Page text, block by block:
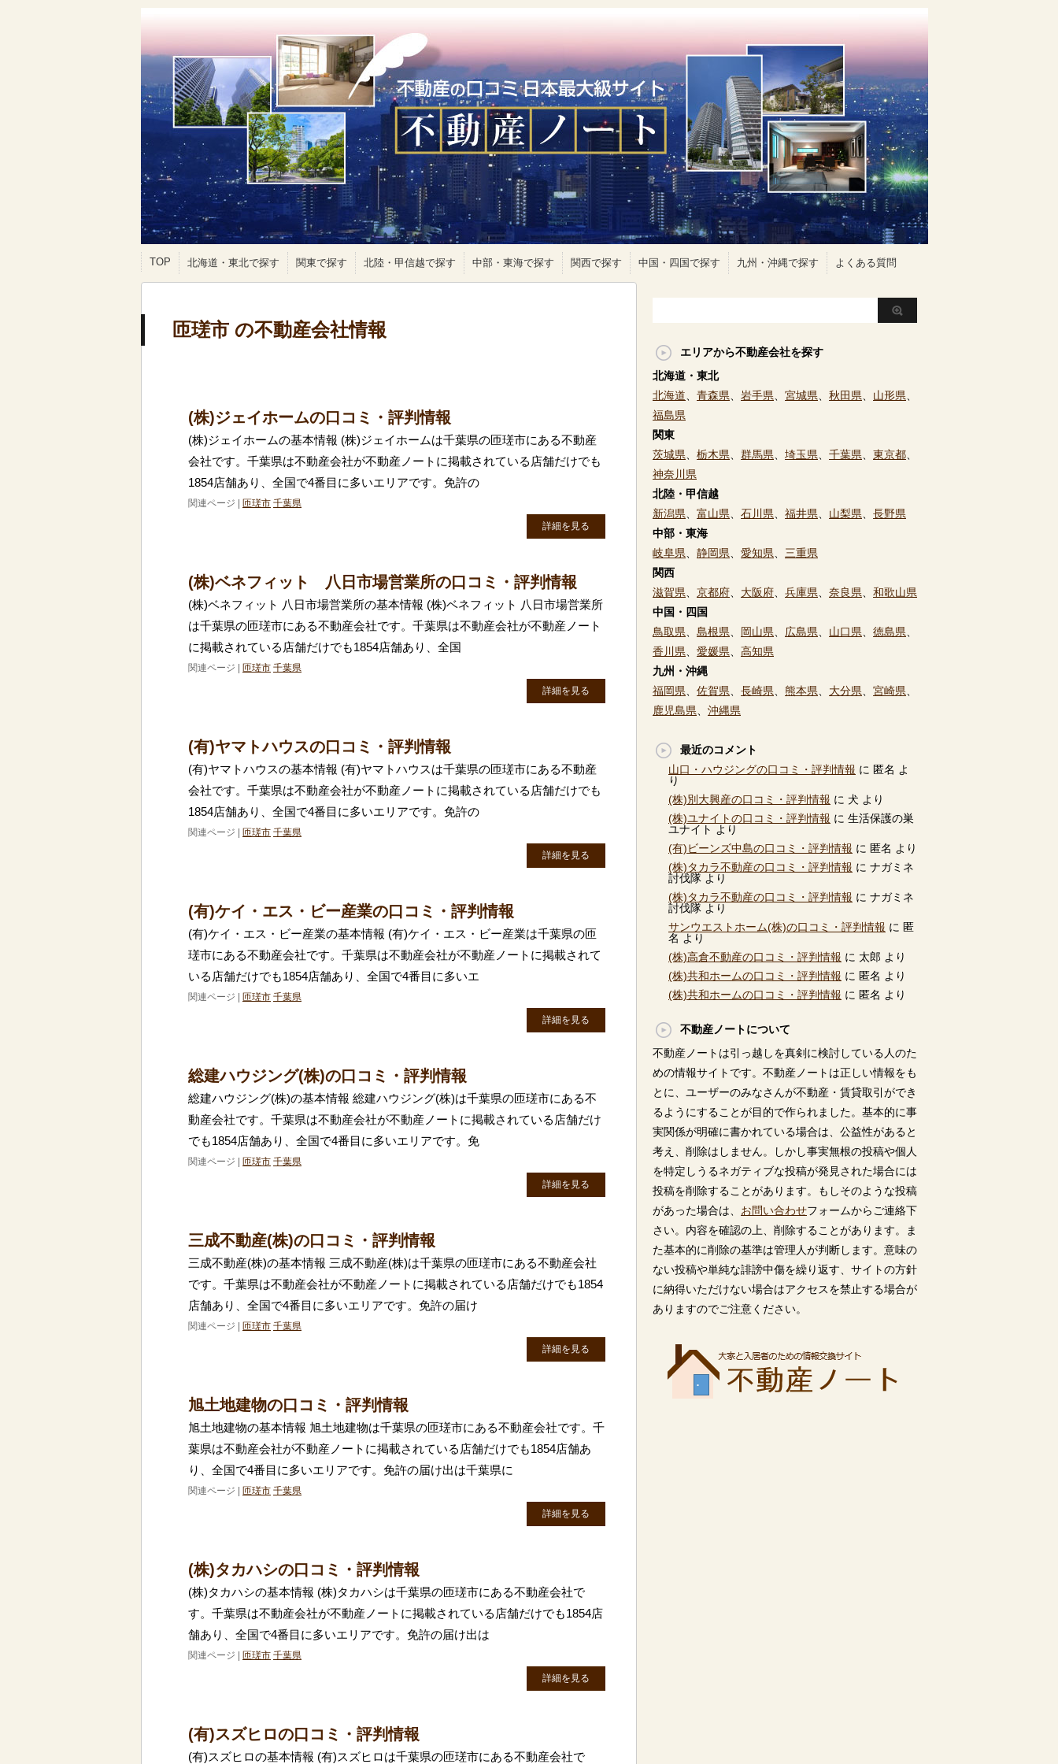
TOP 北海道・東北で探す 関東で探す 北陸・甲信越で探す 中部・東海で探す 関西で探す 中国・四国で探す 九州・沖縄で探す よくある質問
匝瑳市 の不動産会社情報
(株)ジェイホームの口コミ・評判情報
(株)ジェイホームの基本情報 (株)ジェイホームは千葉県の匝瑳市にある不動産
会社です。千葉県は不動産会社が不動産ノートに掲載されている店舗だけでも
1854店舗あり、全国で4番目に多いエリアです。免許の
関連ページ | 匝瑳市 千葉県
詳細を見る
(株)ベネフィット 八日市場営業所の口コミ・評判情報
(株)ベネフィット 八日市場営業所の基本情報 (株)ベネフィット 八日市場営業所
は千葉県の匝瑳市にある不動産会社です。千葉県は不動産会社が不動産ノート
に掲載されている店舗だけでも1854店舗あり、全国
関連ページ | 匝瑳市 千葉県
詳細を見る
(有)ヤマトハウスの口コミ・評判情報
(有)ヤマトハウスの基本情報 (有)ヤマトハウスは千葉県の匝瑳市にある不動産
会社です。千葉県は不動産会社が不動産ノートに掲載されている店舗だけでも
1854店舗あり、全国で4番目に多いエリアです。免許の
関連ページ | 匝瑳市 千葉県
詳細を見る
(有)ケイ・エス・ビー産業の口コミ・評判情報
(有)ケイ・エス・ビー産業の基本情報 (有)ケイ・エス・ビー産業は千葉県の匝
瑳市にある不動産会社です。千葉県は不動産会社が不動産ノートに掲載されて
いる店舗だけでも1854店舗あり、全国で4番目に多いエ
関連ページ | 匝瑳市 千葉県
詳細を見る
総建ハウジング(株)の口コミ・評判情報
総建ハウジング(株)の基本情報 総建ハウジング(株)は千葉県の匝瑳市にある不
動産会社です。千葉県は不動産会社が不動産ノートに掲載されている店舗だけ
でも1854店舗あり、全国で4番目に多いエリアです。免
関連ページ | 匝瑳市 千葉県
詳細を見る
三成不動産(株)の口コミ・評判情報
三成不動産(株)の基本情報 三成不動産(株)は千葉県の匝瑳市にある不動産会社
です。千葉県は不動産会社が不動産ノートに掲載されている店舗だけでも1854
店舗あり、全国で4番目に多いエリアです。免許の届け
関連ページ | 匝瑳市 千葉県
詳細を見る
旭土地建物の口コミ・評判情報
旭土地建物の基本情報 旭土地建物は千葉県の匝瑳市にある不動産会社です。千
葉県は不動産会社が不動産ノートに掲載されている店舗だけでも1854店舗あ
り、全国で4番目に多いエリアです。免許の届け出は千葉県に
関連ページ | 匝瑳市 千葉県
詳細を見る
(株)タカハシの口コミ・評判情報
(株)タカハシの基本情報 (株)タカハシは千葉県の匝瑳市にある不動産会社で
す。千葉県は不動産会社が不動産ノートに掲載されている店舗だけでも1854店
舗あり、全国で4番目に多いエリアです。免許の届け出は
関連ページ | 匝瑳市 千葉県
詳細を見る
(有)スズヒロの口コミ・評判情報
(有)スズヒロの基本情報 (有)スズヒロは千葉県の匝瑳市にある不動産会社で
エリアから不動産会社を探す
北海道・東北
北海道
青森県 岩手県 宮城県 秋田県 山形県
福島県
関東
茨城県
栃木県 群馬県 埼玉県 千葉県 東京都
神奈川県
北陸・甲信越
新潟県
富山県 石川県 福井県 山梨県
長野県
中部・東海
岐阜県
静岡県 愛知県
三重県
関西
滋賀県
京都府 大阪府 兵庫県 奈良県
和歌山県
中国・四国
鳥取県
島根県 岡山県 広島県 山口県 徳島県
香川県
愛媛県
高知県
九州・沖縄
福岡県
佐賀県 長崎県 熊本県 大分県 宮崎県
鹿児島県
沖縄県
最近のコメント
山口・ハウジングの口コミ・評判情報 に 匿名 よ
り
(株)別大興産の口コミ・評判情報 に 犬 より
(株)ユナイトの口コミ・評判情報 に 生活保護の巣
ユナイト より
(有)ビーンズ中島の口コミ・評判情報 に 匿名 より
(株)タカラ不動産の口コミ・評判情報 に ナガミネ
討伐隊 より
(株)タカラ不動産の口コミ・評判情報 に ナガミネ
討伐隊 より
サンウエストホーム(株)の口コミ・評判情報 に 匿
名 より
(株)高倉不動産の口コミ・評判情報 に 太郎 より
(株)共和ホームの口コミ・評判情報 に 匿名 より
(株)共和ホームの口コミ・評判情報 に 匿名 より
不動産ノートについて
不動産ノートは引っ越しを真剣に検討している人のた
めの情報サイトです。不動産ノートは正しい情報をも
とに、ユーザーのみなさんが不動産・賃貸取引ができ
るようにすることが目的で作られました。基本的に事
実関係が明確に書かれている場合は、公益性があると
考え、削除はしません。しかし事実無根の投稿や個人
を特定しうるネガティブな投稿が発見された場合には
投稿を削除することがあります。もしそのような投稿
があった場合は、 お問い合わせフォームからご連絡下
さい。内容を確認の上、削除することがあります。ま
た基本的に削除の基準は管理人が判断します。意味の
ない投稿や単純な誹謗中傷を繰り返す、サイトの方針
に納得いただけない場合はアクセスを禁止する場合が
ありますのでご注意ください。